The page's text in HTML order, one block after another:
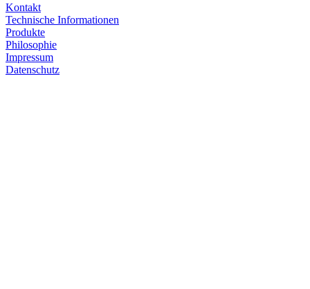
Kontakt
Technische Informationen
Produkte
Philosophie
Impressum
Datenschutz